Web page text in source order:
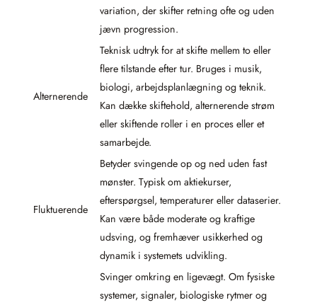
variation, der skifter retning ofte og uden
jævn progression.
Alternerende
Teknisk udtryk for at skifte mellem to eller
flere tilstande efter tur. Bruges i musik,
biologi, arbejdsplanlægning og teknik.
Kan dække skiftehold, alternerende strøm
eller skiftende roller i en proces eller et
samarbejde.
Fluktuerende
Betyder svingende op og ned uden fast
mønster. Typisk om aktiekurser,
efterspørgsel, temperaturer eller dataserier.
Kan være både moderate og kraftige
udsving, og fremhæver usikkerhed og
dynamik i systemets udvikling.
Svinger omkring en ligevægt. Om fysiske
systemer, signaler, biologiske rytmer og